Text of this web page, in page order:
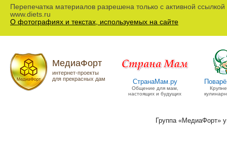
Перепечатка материалов разрешена только с активной ссылкой
www.diets.ru
О фотографиях и текстах, используемых на сайте
МедиаФорт
интернет-проекты
для прекрасных дам
СтранаМам.ру
Общение для мам,
настоящих и будущих
Группа «МедиаФорт»